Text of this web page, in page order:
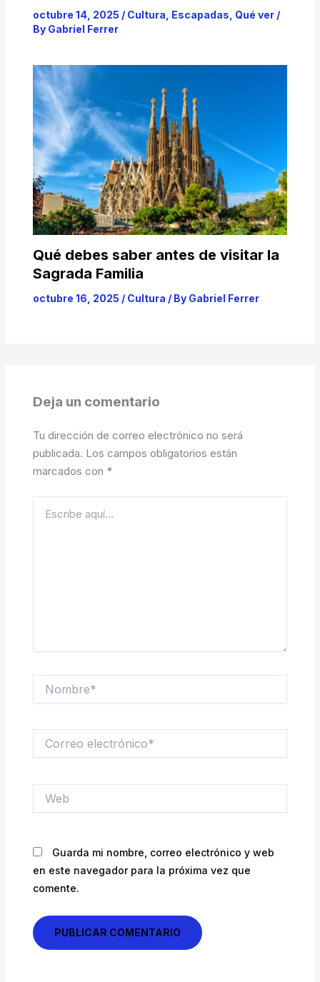
octubre 14, 2025 / Cultura, Escapadas, Qué ver/
By Gabriel Ferrer
Qué debes saber antes de visitar la
Sagrada Familia
octubre 16, 2025 / Cultura / By Gabriel Ferrer
Deja un comentario
Tu dirección de correo electrónico no será
publicada. Los campos obligatorios están
marcados con *
aquí...
electrónico*
Guarda mi nombre, correo electrónico y web
en este navegador para la próxima vez que
comente.